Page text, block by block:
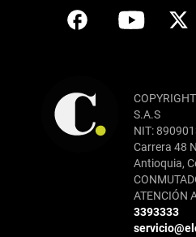
S.A.S
NIT:
Carrera 48
Antioquia,
ATENCIÓN
3393333